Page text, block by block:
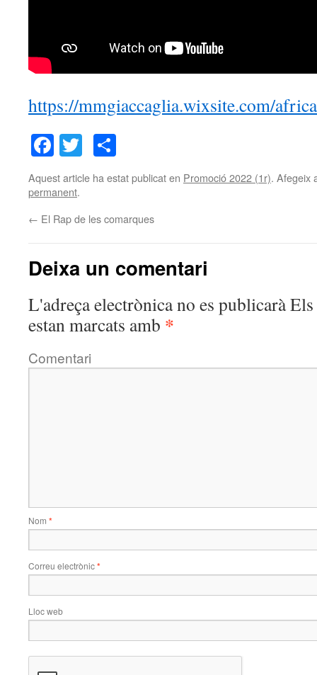
https://mmgiaccaglia.wixsite.com/
Facebook
Twitter
Aquest article ha estat publicat en Promoció 2022 (1r). Afegeix
permanent.
← El Rap de les comarques
Deixa un comentari
L'adreça electrònica no es publicaràEls
estan marcats amb *
Comentari
Nom *
Correu electrònic*
Lloc web